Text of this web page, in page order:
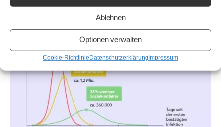
Ablehnen
Optionen verwalten
Cookie-RichtlinieDatenschutzerklärungImpressum